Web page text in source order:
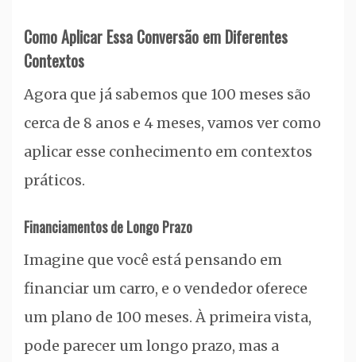
Como Aplicar Essa Conversão em Diferentes
Contextos
Agora que já sabemos que 100 meses são
cerca de 8 anos e 4 meses, vamos ver como
aplicar esse conhecimento em contextos
práticos.
Financiamentos de Longo Prazo
Imagine que você está pensando em
financiar um carro, e o vendedor oferece
um plano de 100 meses. À primeira vista,
pode parecer um longo prazo, mas a